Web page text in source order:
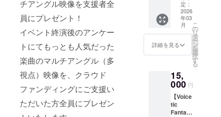
チアングル映像を支援者全
員にプレゼント！
イベント終演後のアンケー
トにてもっとも人気だった
楽曲のマルチアングル（多
視点）映像を、クラウド
ファンディングにご支援い
ただいた方全員にプレゼン
いて サ
イトへ
掲載を
希望す
るお名
前を備
考欄に
てくだ
さい。
掲載を
希望さ
れない
場合は
ンのペ
ンライ
トとレ
プリカ
トを会
場でお
さらに
配信視
聴チ
ケット
も付い
です。
☆リ
ターン
内容 1.
【メー
ル送
ト 2.
【サイ
ト掲
載】公
式サイ
トへお
概要 ボ
イファ
ンを応
援して
いただ
ける方
に、支
援の記
て入場
チケッ
トをイ
メージ
したデ
ザイン
定：
2026
年03
月
詳細を見る
こ
の
リ
タ
ー
ン
を
選
択
す
る
15,
000 円
【Voice
tic
Fantasi